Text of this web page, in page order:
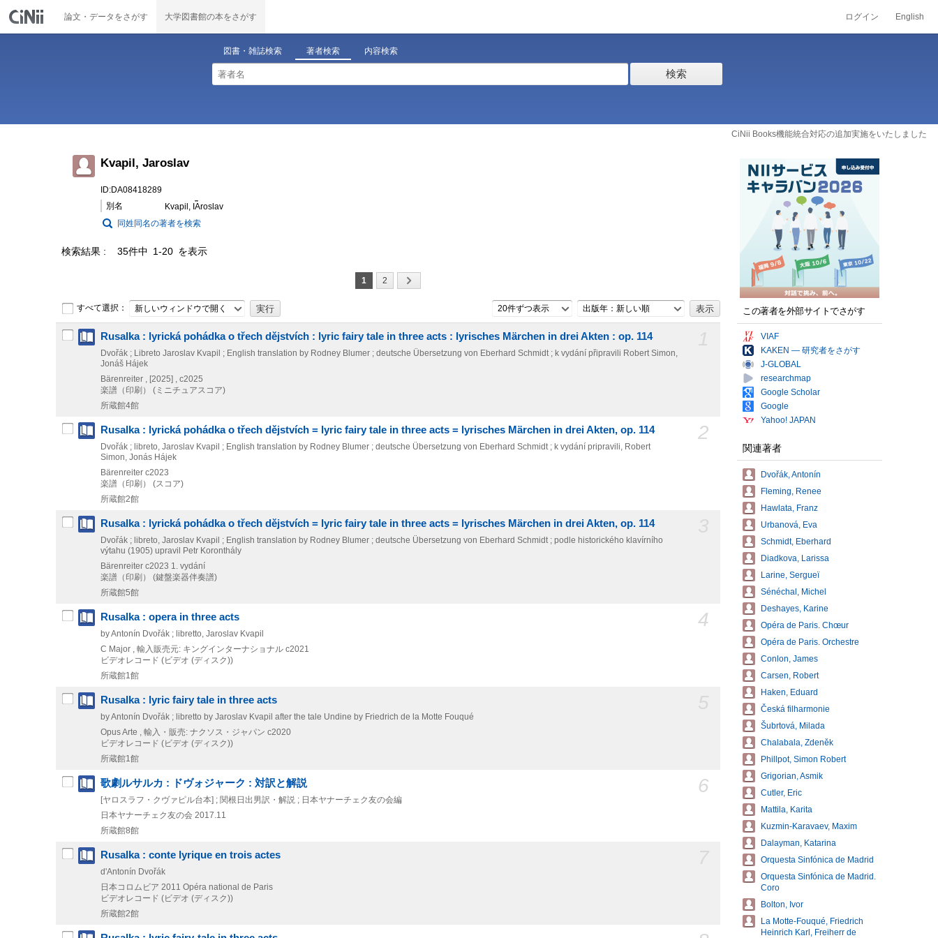
論文・データをさがす 大学図書館の本をさがす ログイン English
図書・雑誌検索 著者検索 内容検索
検索
CiNii Books機能統合対応の追加実施をいたしました
Kvapil, Jaroslav
ID:DA08418289
別名
Kvapil, I︠A︡roslav
同姓同名の著者を検索
検索結果 35件中 1-20 を表示
1 2
すべて選択： 新しいウィンドウで開く 20件ずつ表示 出版年：新しい順
Rusalka : lyrická pohádka o třech dějstvích : lyric fairy tale in three acts : lyrisches Märchen in drei Akten : op. 114
Dvořák ; Libreto Jaroslav Kvapil ; English translation by Rodney Blumer ; deutsche Übersetzung von Eberhard Schmidt ; k vydání připravili Robert Simon,
Jonáš Hájek
Bärenreiter , [2025] , c2025
楽譜（印刷） (ミニチュアスコア)
所蔵館4館
2
Rusalka : lyrická pohádka o třech dějstvích = lyric fairy tale in three acts = lyrisches Märchen in drei Akten, op. 114
Dvořák ; libreto, Jaroslav Kvapil ; English translation by Rodney Blumer ; deutsche Übersetzung von Eberhard Schmidt ; k vydání pripravili, Robert
Simon, Jonás Hájek
Bärenreiter c2023
楽譜（印刷） (スコア)
所蔵館2館
Rusalka : lyrická pohádka o třech dějstvích = lyric fairy tale in three acts = lyrisches Märchen in drei Akten, op. 114
Dvořák ; libreto, Jaroslav Kvapil ; English translation by Rodney Blumer ; deutsche Übersetzung von Eberhard Schmidt ; podle historického klavírního
výtahu (1905) upravil Petr Koronthály
Bärenreiter c2023 1. vydání
楽譜（印刷） (鍵盤楽器伴奏譜)
所蔵館5館
4
Rusalka : opera in three acts
by Antonín Dvořák ; libretto, Jaroslav Kvapil
C Major , 輸入販売元: キングインターナショナル c2021
ビデオレコード (ビデオ (ディスク))
所蔵館1館
Rusalka : lyric fairy tale in three acts
by Antonín Dvořák ; libretto by Jaroslav Kvapil after the tale Undine by Friedrich de la Motte Fouqué
Opus Arte , 輸入・販売: ナクソス・ジャパン c2020
ビデオレコード (ビデオ (ディスク))
所蔵館1館
6
歌劇ルサルカ : ドヴォジャーク : 対訳と解説
[ヤロスラフ・クヴァピル台本] ; 関根日出男訳・解説 ; 日本ヤナーチェク友の会編
日本ヤナーチェク友の会 2017.11
所蔵館8館
Rusalka : conte lyrique en trois actes
d'Antonín Dvořák
日本コロムビア 2011 Opéra national de Paris
ビデオレコード (ビデオ (ディスク))
所蔵館2館
この著者を外部サイトでさがす
VIAF
KAKEN — 研究者をさがす
J-GLOBAL
researchmap
Google Scholar
Google
Yahoo! JAPAN
関連著者
Dvořák, Antonín
Fleming, Renee
Hawlata, Franz
Urbanová, Eva
Schmidt, Eberhard
Diadkova, Larissa
Larine, Sergueï
Sénéchal, Michel
Deshayes, Karine
Opéra de Paris. Chœur
Opéra de Paris. Orchestre
Conlon, James
Carsen, Robert
Haken, Eduard
Česká filharmonie
Šubrtová, Milada
Chalabala, Zdeněk
Phillpot, Simon Robert
Grigorian, Asmik
Cutler, Eric
Mattila, Karita
Kuzmin-Karavaev, Maxim
Dalayman, Katarina
Orquesta Sinfónica de Madrid
Orquesta Sinfónica de Madrid.
Coro
Bolton, Ivor
La Motte-Fouqué, Friedrich
Heinrich Karl, Freiherr de